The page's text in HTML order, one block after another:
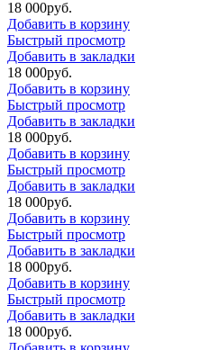
18 000руб.
Добавить в корзину
Быстрый просмотр
Добавить в закладки
18 000руб.
Добавить в корзину
Быстрый просмотр
Добавить в закладки
18 000руб.
Добавить в корзину
Быстрый просмотр
Добавить в закладки
18 000руб.
Добавить в корзину
Быстрый просмотр
Добавить в закладки
18 000руб.
Добавить в корзину
Быстрый просмотр
Добавить в закладки
18 000руб.